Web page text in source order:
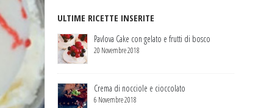
ULTIME RICETTE INSERITE
Pavlova Cake con gelato e frutti di bosco
20 Novembre 2018
Crema di nocciole e cioccolato
6 Novembre 2018